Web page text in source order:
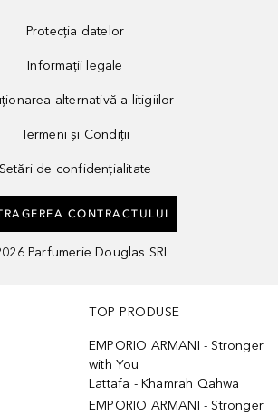
Protecția datelor
Informații legale
alternativă a litigiilor
Termeni și Condiții
Setări de confidențialitate
CONTRACTULUI
Parfumerie Douglas SRL
TOP PRODUSE
EMPORIO ARMANI - Stronger
with You
Lattafa - Khamrah Qahwa
EMPORIO ARMANI - Stronger